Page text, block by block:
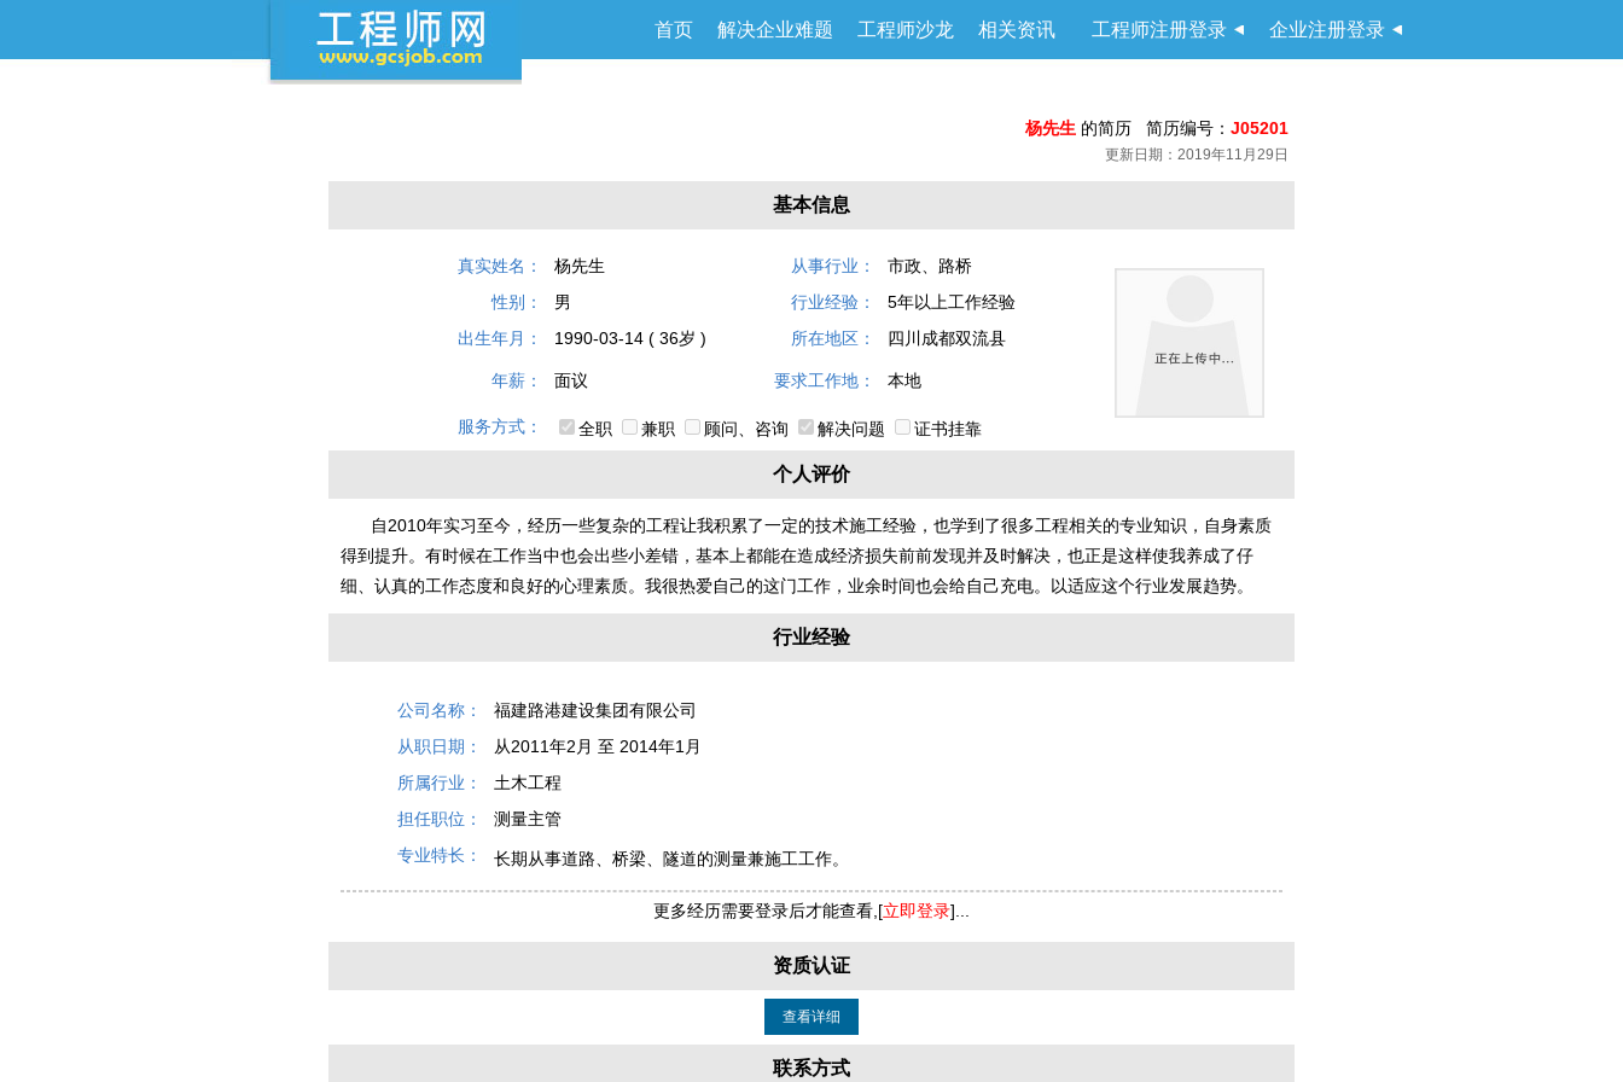
企业注册登录
工程师注册登录
相关资讯
工程师沙龙
解决企业难题
首页
杨先生 的简历 简历编号： J05201
更新日期：2019年11月29日
基本信息
真实姓名： 杨先生 从事行业：
市政、路桥
性别：
男 行业经验：
5年以上工作经验
出生年月：
1990-03-14 ( 36岁 ) 所在地区： 四川成都双流县
年薪： 面议 要求工作地： 本地
服务方式： 全职 兼职 顾问、咨询 解决问题 证书挂靠
个人评价
自2010年实习至今，经历一些复杂的工程让我积累了一定的技术施工经验，也学到了很多工程相关的专业知识，自身素质
得到提升。有时候在工作当中也会出些小差错，基本上都能在造成经济损失前前发现并及时解决，也正是这样使我养成了仔
细、认真的工作态度和良好的心理素质。我很热爱自己的这门工作，业余时间也会给自己充电。以适应这个行业发展趋势。
行业经验
公司名称：
福建路港建设集团有限公司
从职日期：
从2011年2月 至 2014年1月
所属行业：
土木工程
担任职位：
测量主管
专业特长：
长期从事道路、桥梁、隧道的测量兼施工工作。
更多经历需要登录后才能查看,[立即登录]...
资质认证
查看详细
联系方式